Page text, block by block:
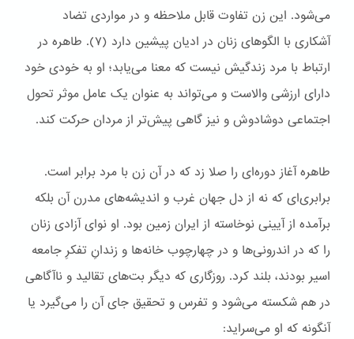
می‌شود. این زن تفاوت قابل ملاحظه و در مواردی تضاد
آشکاری با الگوهای زنان در ادیان پیشین دارد (۷). طاهره در
ارتباط با مرد زندگیش نیست که معنا می‌یابد؛ او به خودی خود
دارای ارزشی والاست و می‌تواند به عنوان یک عامل موثر تحول
اجتماعی دوشادوش و نیز گاهی پیش‌تر از مردان حرکت کند.
طاهره آغاز دوره‌ای را صلا زد که در آن زن با مرد برابر است.
برابری‌ای که نه از دل جهان غرب و اندیشه‌های مدرن آن بلکه
برآمده از آیینی نوخاسته از ایران زمین بود. او نوای آزادی زنان
را که در اندرونی‌ها و در چهارچوب خانه‌ها و زندانِ تفکرِ جامعه
اسیر بودند، بلند کرد. روزگاری که دیگر بت‌های تقالید و ناآگاهی
در هم شکسته می‌شود و تفرس و تحقیق جای آن را می‌گیرد یا
آنگونه که او می‌سراید: